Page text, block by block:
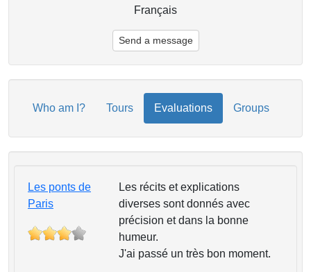
Français
Send a message
Who am I? Tours Evaluations Groups
Les ponts de
Paris
Les récits et explications
diverses sont donnés avec
précision et dans la bonne
humeur.
J'ai passé un très bon moment.